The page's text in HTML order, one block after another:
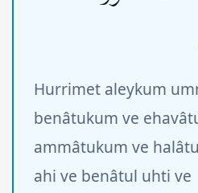
Hurrimet aleykum
benâtukum ve
ammâtukum ve
ahi ve benâtul uhti ve